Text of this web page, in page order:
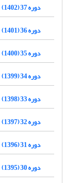
دوره 37 (1402)
دوره 36 (1401)
دوره 35 (1400)
دوره 34 (1399)
دوره 33 (1398)
دوره 32 (1397)
دوره 31 (1396)
دوره 30 (1395)